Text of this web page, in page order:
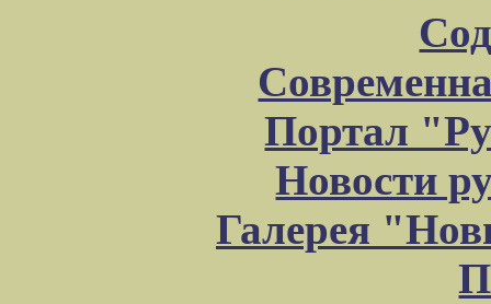
Портал
Новости
Галерея